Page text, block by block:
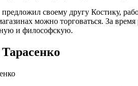
предложил своему другу Костику,
можно торговаться. За
и философскую.